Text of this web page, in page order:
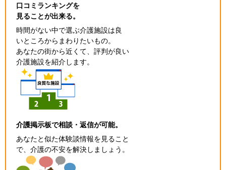
口コミランキングを
見ることが出来る。
時間がない中で選ぶ介護施設は良
いところからまわりたいもの。
あなたの街から近くて、評判が良い
介護施設を紹介します。
介護掲示板で相談・返信が可能。
あなたと似た体験談情報を見ること
で、介護の不安を解決しましょう。